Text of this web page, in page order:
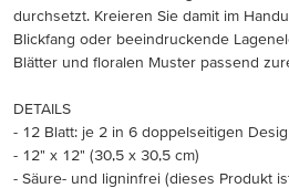
durchsetzt. Kreieren Sie damit im
Blickfang oder beeindruckende
Blätter und floralen Muster passend
DETAILS
- 12 Blatt: je 2 in 6 doppelseitigen
- 12" x 12" (30,5 x 30,5 cm)
- Säure- und ligninfrei (dieses Produkt